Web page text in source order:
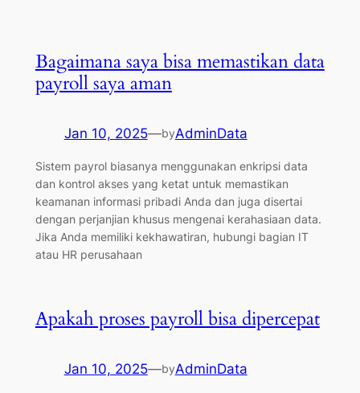
Bagaimana saya bisa memastikan data
payroll saya aman
Jan 10, 2025—byAdminData
Sistem payrol biasanya menggunakan enkripsi data
dan kontrol akses yang ketat untuk memastikan
keamanan informasi pribadi Anda dan juga disertai
dengan perjanjian khusus mengenai kerahasiaan data.
Jika Anda memiliki kekhawatiran, hubungi bagian IT
atau HR perusahaan
Apakah proses payroll bisa dipercepat
Jan 10, 2025—byAdminData